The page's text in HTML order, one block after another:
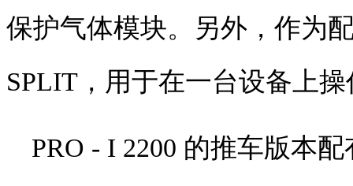
保护气体模块。另外，作为
SPLIT ，用于在一台设备上
PRO - I 2200 的推车版本